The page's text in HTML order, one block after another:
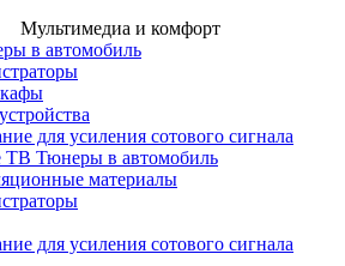
Мультимедиа и комфорт
в автомобиль
для усиления сотового сигнала
Тюнеры в автомобиль
материалы
для усиления сотового сигнала